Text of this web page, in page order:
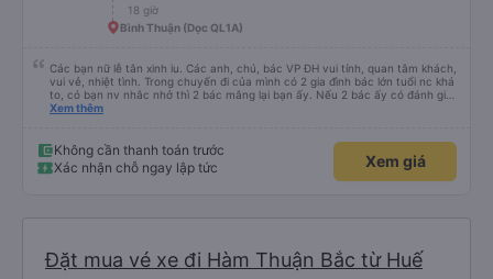
18 giờ
Bình Thuận (Dọc QL1A)
Các bạn nữ lễ tân xinh iu. Các anh, chú, bác VP ĐH vui tính, quan tâm khách,
vui vẻ, nhiệt tình. Trong chuyến đi của mình có 2 gia đình bác lớn tuổi nc khá
to, có bạn nv nhắc nhở thì 2 bác mắng lại bạn ấy. Nếu 2 bác ấy có đánh giá
xấu thì mình ngược lại nha. Bạn ấy nhắc nhở rất đúng. 2 bác nói rất to. To
bạn ấy nha. Nếu bạn ấy bị trừ thì bảo bạn ấy liên hệ sđt của mình, mình hỗ
trợ ạ. Số mình đuôi 666, chuyến ĐH-NT ngày 16/1. À các bạn nữ lễ tân xinh
iu còn đổi cho mình phòng đơn sang đôi xong còn note là (một mình) yêu
Xem thêm
Không cần thanh toán trước
Xác nhận chỗ ngay lập tức
Xem giá
Đặt mua vé xe đi Hàm Thuận Bắc từ Huế